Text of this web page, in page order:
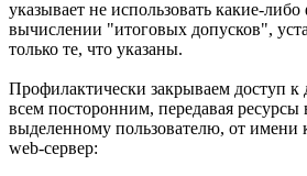
указывает не использовать какие-
вычислении "итоговых допусков",
только те, что указаны.
Профилактически закрываем доступ к
всем посторонним, передавая ресурсы
выделенному пользователю, от имени
web-сервер: